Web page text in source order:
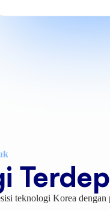
teknologi Korea dengan